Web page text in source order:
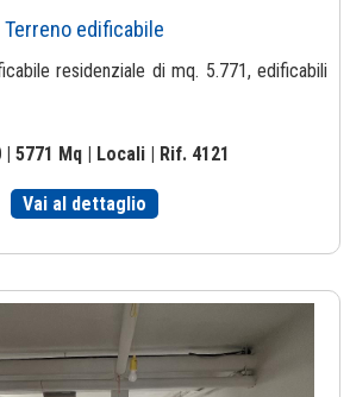
Terreno edificabile
residenziale di mq. 5.771, edificabili
| 5771 Mq | Locali | Rif. 4121
Vai al dettaglio